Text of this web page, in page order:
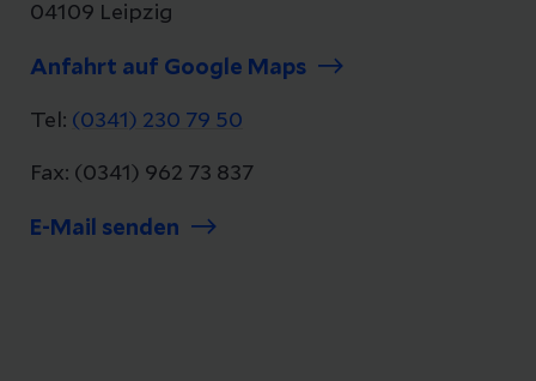
04109 Leipzig
Anfahrt auf Google Maps
Tel: (0341) 230 79 50
Fax: (0341) 962 73 837
E-Mail senden